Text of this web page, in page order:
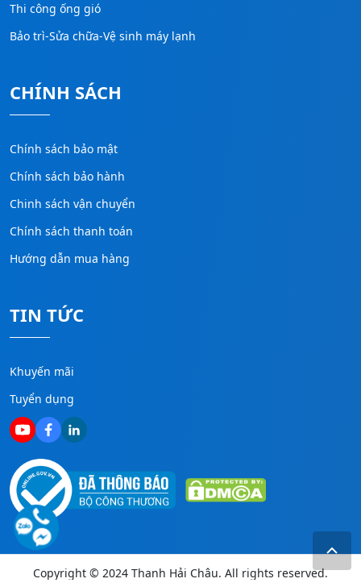
Thi công ống gió
Bảo trì-Sửa chữa-Vệ sinh máy lạnh
CHÍNH SÁCH
Chính sách bảo mật
Chính sách bảo hành
Chinh sách vận chuyển
Chính sách thanh toán
Hướng dẫn mua hàng
TIN TỨC
Khuyến mãi
Tuyển dụng
Copyright © 2024 Thanh Hải Châu. All rights reserved.